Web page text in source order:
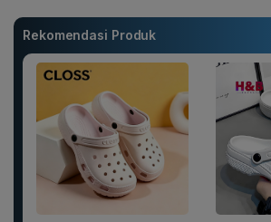
Rekomendasi Produk